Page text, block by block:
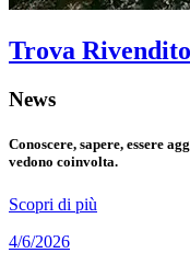
Trova
News
Conoscere, sapere, essere
vedono coinvolta.
Scopri di più
4/6/2026